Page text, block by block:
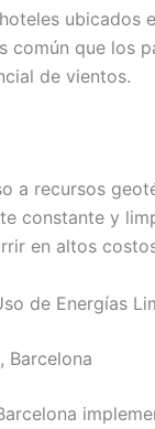
común que los
de vientos.
a recursos
constante y
en altos
de Energías
Barcelona